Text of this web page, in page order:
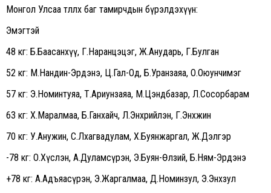
Монгол Улсаа төлөөлөх баг тамирчдын бүрэлдэхүүн:
Эмэгтэй
48 кг: Б.Баасанхүү, Г.Наранцэцэг, Ж.Анударь, Г.Булган
52 кг: М.Нандин-Эрдэнэ, Ц.Гал-Од, Б.Уранзаяа, О.Оюунчимэг
57 кг: Э.Номинтуяа, Т.Ариунзаяа, М.Цэндбазар, Л.Сосорбарам
63 кг: Х.Маралмаа, Б.Ганхайч, Л.Энхрийлэн, Г.Энхжин
70 кг: У.Анужин, С.Лхагвадулам, Х.Буянжаргал, Ж.Дэлгэр
-78 кг: О.Хүслэн, А.Дуламсүрэн, Э.Буян-Өлзий, Б.Ням-Эрдэнэ
+78 кг: А.Адъяасүрэн, Э.Жаргалмаа, Д.Номинзул, Э.Энхзул